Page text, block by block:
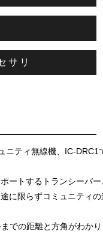
サリ
ニティ無線機、IC-DRC1
ートするトランシーバ
に限らずコミュニティ
での距離と方角がわか